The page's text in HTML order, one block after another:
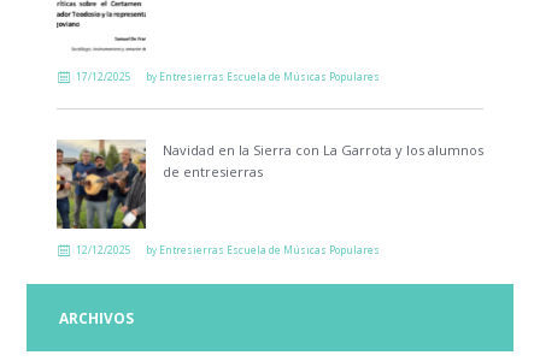
17/12/2025 by Entresierras Escuela de Músicas Populares
Navidad en la Sierra con La Garrota y los alumnos
de entresierras
12/12/2025 by Entresierras Escuela de Músicas Populares
ARCHIVOS